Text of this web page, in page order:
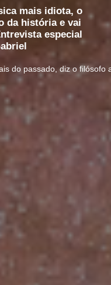
mais idiota, o
da história e vai
especial
do passado, diz o filósofo